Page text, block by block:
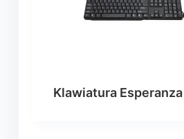
Klawiatura Esperanza